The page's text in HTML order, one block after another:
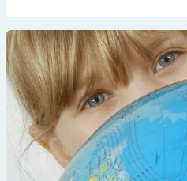
Lebenserwartung